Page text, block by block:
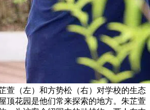
萱（左）和方势松（右）对学校的生态
顶花园是他们常来探索的地方。朱芷萱